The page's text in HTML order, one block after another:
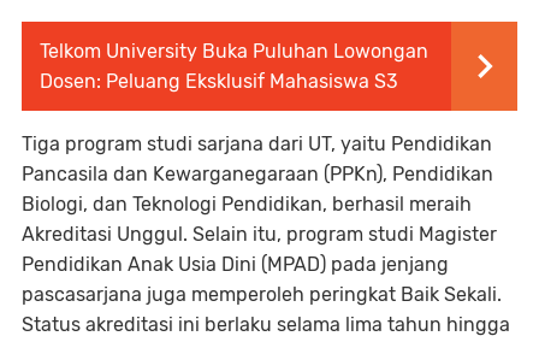
Telkom University Buka Puluhan Lowongan
Dosen: Peluang Eksklusif Mahasiswa S3
Tiga program studi sarjana dari UT, yaitu Pendidikan
Pancasila dan Kewarganegaraan (PPKn), Pendidikan
Biologi, dan Teknologi Pendidikan, berhasil meraih
Akreditasi Unggul. Selain itu, program studi Magister
Pendidikan Anak Usia Dini (MPAD) pada jenjang
pascasarjana juga memperoleh peringkat Baik Sekali.
Status akreditasi ini berlaku selama lima tahun hingga